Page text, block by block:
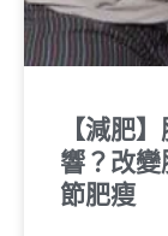
【減肥
響？改
節肥瘦